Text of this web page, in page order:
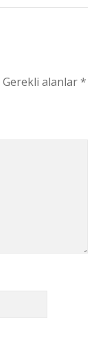
Gerekli alanlar*